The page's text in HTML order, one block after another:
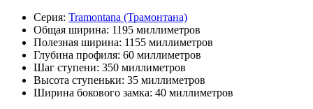
Серия: Tramontana (Трамонтана)
Общая ширина: 1195 миллиметров
Полезная ширина: 1155 миллиметров
Глубина профиля: 60 миллиметров
Шаг ступени: 350 миллиметров
Высота ступеньки: 35 миллиметров
Ширина бокового замка: 40 миллиметров